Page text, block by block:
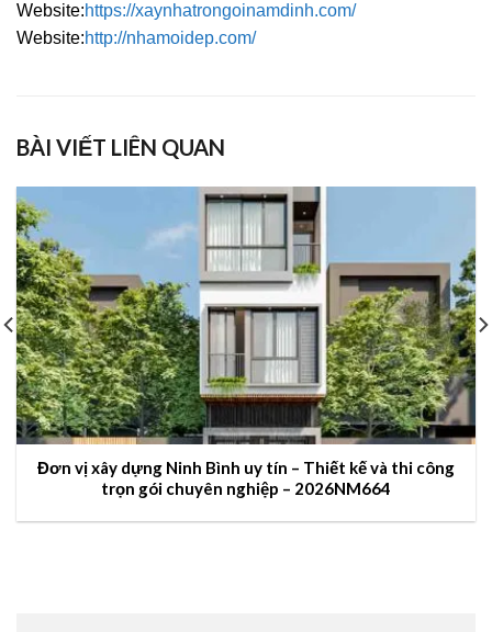
Website:https://xaynhatrongoinamdinh.com/
Website:http://nhamoidep.com/
BÀI VIẾT LIÊN QUAN
Đơn vị xây dựng Ninh Bình uy tín – Thiết kế và thi công
trọn gói chuyên nghiệp – 2026NM664